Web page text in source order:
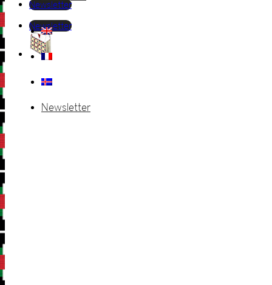
Newsletter
Newsletter
Newsletter